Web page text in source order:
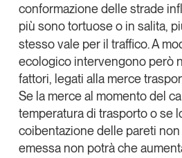
Tendenze è il magazine di GS1
modo indipendente il
consumo e dell’economia a
consumatori
GS1 Italy GS1 Italy GS1
conformazione delle strade
più sono tortuose o in salita,
stesso vale per il traffico. A
ecologico intervengono però
fattori, legati alla merce
Se la merce al momento del
temperatura di trasporto o se
coibentazione delle pareti
emessa non potrà che